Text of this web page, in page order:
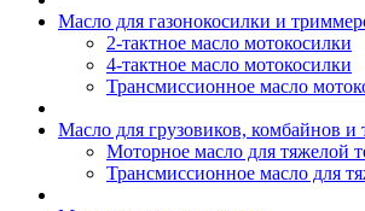
Масло для газонокосилки и
2-тактное масло мотокосилки
4-тактное масло мотокосилки
Трансмиссионное масло
Масло для грузовиков, комбайнов и
Моторное масло для тяжелой
Трансмиссионное масло для